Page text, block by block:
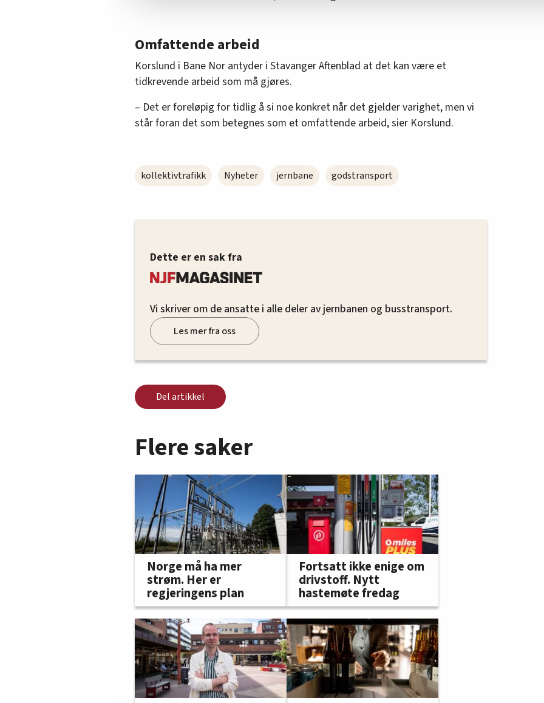
Omfattende arbeid
Korslund i Bane Nor antyder i Stavanger Aftenblad at det kan være et
tidkrevende arbeid som må gjøres.
– Det er foreløpig for tidlig å si noe konkret når det gjelder varighet, men vi
står foran det som betegnes som et omfattende arbeid, sier Korslund.
kollektivtrafikk Nyheter jernbane godstransport
Dette er en sak fra
Vi skriver om de ansatte i alle deler av jernbanen og busstransport.
Les mer fra oss
Del artikkel
Flere saker
Norge må ha mer
strøm. Her er
regjeringens plan
Fortsatt ikke enige om
drivstoff. Nytt
hastemøte fredag